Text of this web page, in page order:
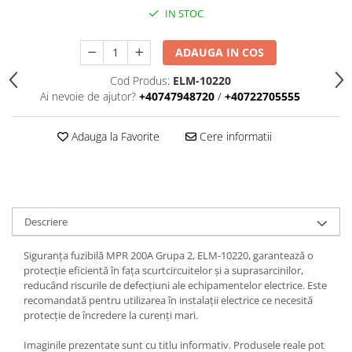
Iluminat de Siguranță
Lumini exterioare
Lămpi și componente
Montaj pe acoperis
Electric
Piese de adaptare
Prize, întrerupătoare, detectoare
de mișcare și accesorii
Altele
IN STOC
ADAUGA IN COS
Cod Produs: ELM-10220
Ai nevoie de ajutor? +40747948720 / +40722705555
Adauga la Favorite Cere informatii
Descriere
Siguranța fuzibilă MPR 200A Grupa 2, ELM-10220, garantează o
protecție eficientă în fața scurtcircuitelor și a suprasarcinilor,
reducând riscurile de defecțiuni ale echipamentelor electrice. Este
recomandată pentru utilizarea în instalații electrice ce necesită
protecție de încredere la curenți mari.
Imaginile prezentate sunt cu titlu informativ. Produsele reale pot